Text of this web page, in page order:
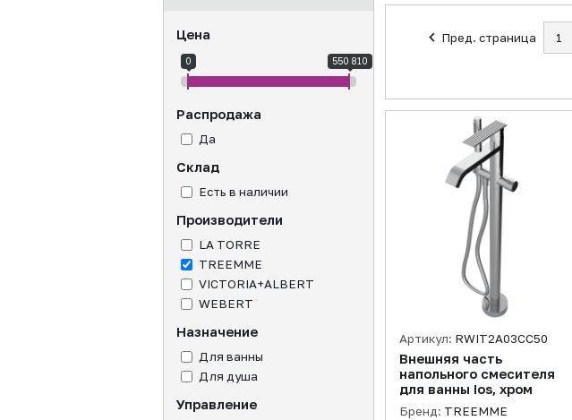
Цена
0 550 810
Распродажа
Да
Склад
Есть в наличии
Производители
LA TORRE
TREEMME
VICTORIA+ALBERT
WEBERT
Назначение
Для ванны
Для душа
Управление
Пред. страница 1
Артикул: RWIT2A03CC50
Внешняя часть
напольного смесителя
для ванны Ios, хром
Бренд: TREEMME